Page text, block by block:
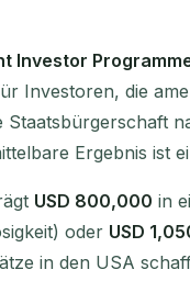
Investor
Investoren, die
Ergebnis ist
USD 800,000 in
oder USD
in den USA